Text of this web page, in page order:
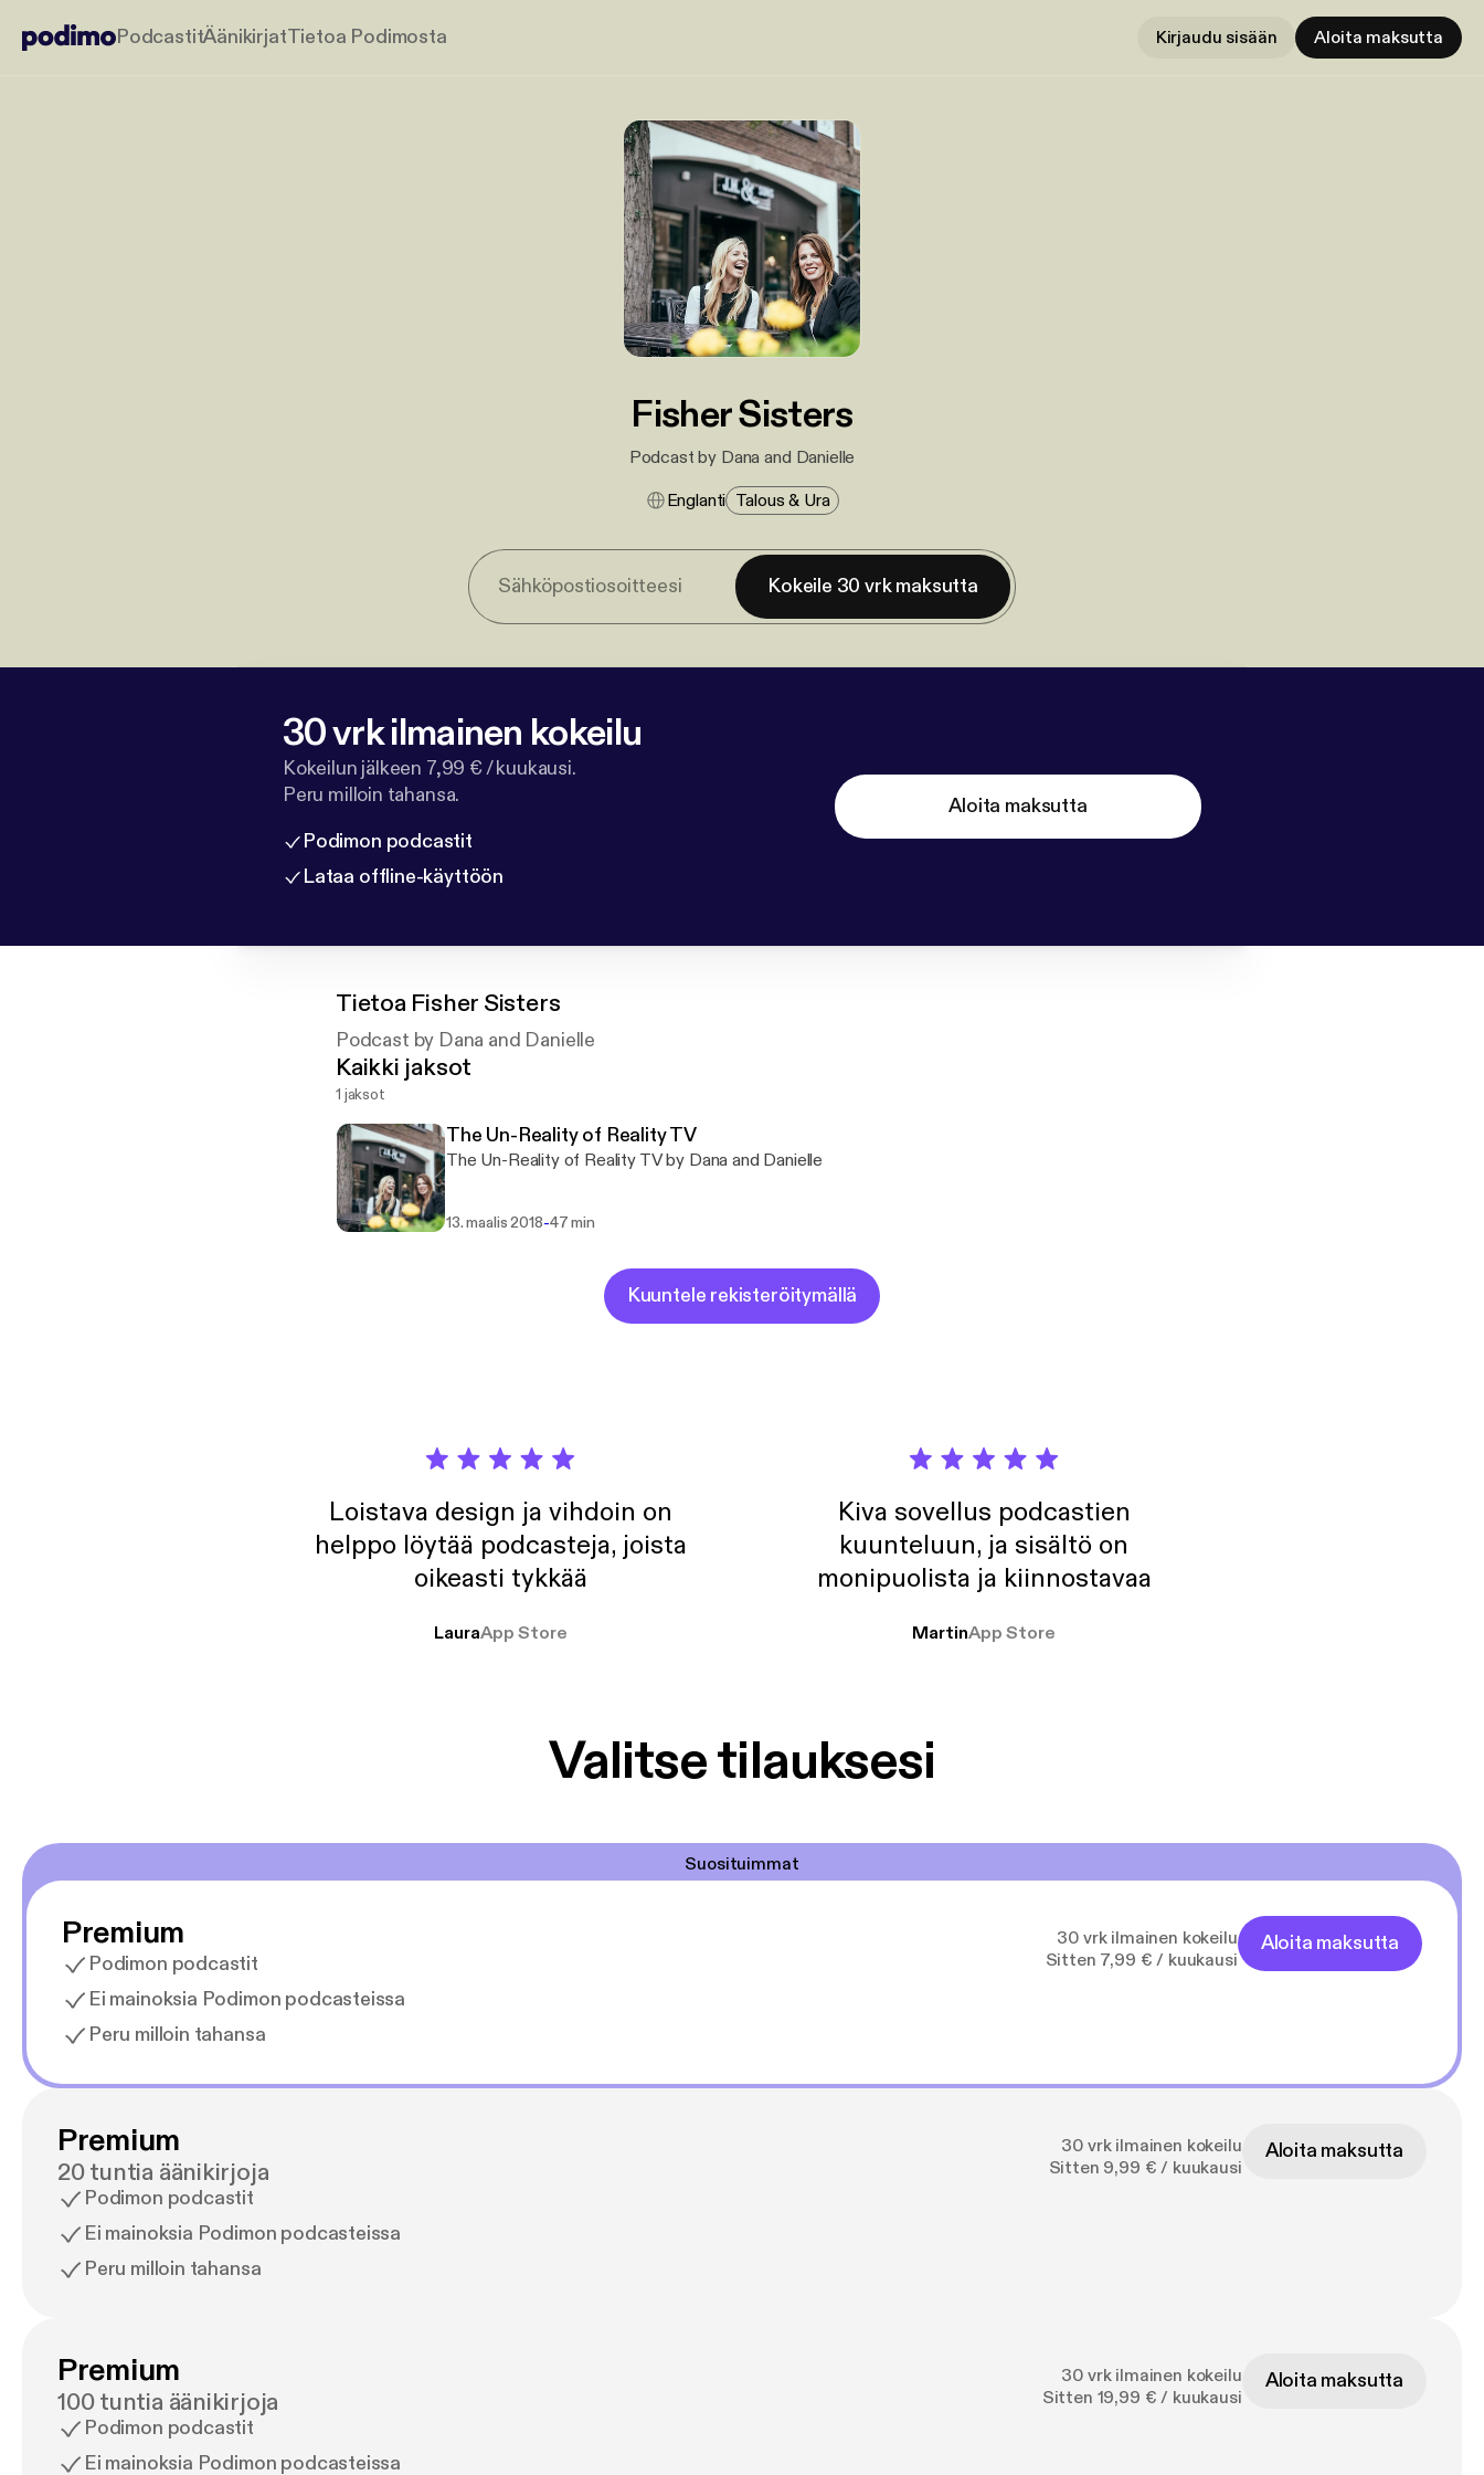
PodcastitÄänikirjatTietoa Podimosta Kirjaudu sisään Aloita maksutta
Fisher Sisters
Podcast by Dana and Danielle
Englanti Talous & Ura
Kokeile 30 vrk maksutta
30 vrk ilmainen kokeilu
Kokeilun jälkeen 7,99 € / kuukausi.
Peru milloin tahansa.
Podimon podcastit
Lataa offline-käyttöön
Aloita maksutta
Tietoa Fisher Sisters
Podcast by Dana and Danielle
Kaikki jaksot
1 jaksot
The Un-Reality of Reality TV
The Un-Reality of Reality TV by Dana and Danielle
13. maalis 2018-47 min
Kuuntele rekisteröitymällä
Loistava design ja vihdoin on
helppo löytää podcasteja, joista
oikeasti tykkää
LauraApp Store
Kiva sovellus podcastien
kuunteluun, ja sisältö on
monipuolista ja kiinnostavaa
MartinApp Store
Valitse tilauksesi
Suosituimmat
Premium
Podimon podcastit
Ei mainoksia Podimon podcasteissa
Peru milloin tahansa
30 vrk ilmainen kokeilu
Sitten 7,99 € / kuukausi
Aloita maksutta
Premium
20 tuntia äänikirjoja
Podimon podcastit
Ei mainoksia Podimon podcasteissa
Peru milloin tahansa
30 vrk ilmainen kokeilu
Sitten 9,99 € / kuukausi
Aloita maksutta
Premium
100 tuntia äänikirjoja
Podimon podcastit
Ei mainoksia Podimon podcasteissa
30 vrk ilmainen kokeilu
Sitten 19,99 € / kuukausi
Aloita maksutta